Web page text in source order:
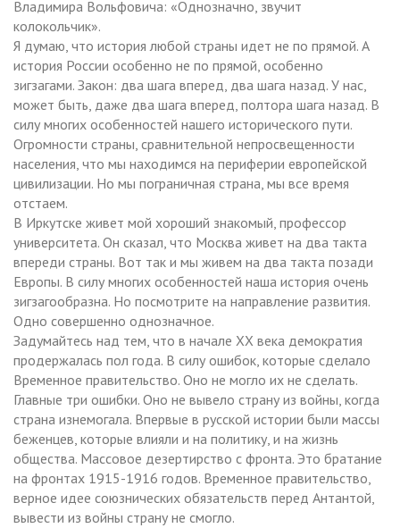
Владимира Вольфовича: «Однозначно, звучит
колокольчик».
Я думаю, что история любой страны идет не по прямой. А
история России особенно не по прямой, особенно
зигзагами. Закон: два шага вперед, два шага назад. У нас,
может быть, даже два шага вперед, полтора шага назад. В
силу многих особенностей нашего исторического пути.
Огромности страны, сравнительной непросвещенности
населения, что мы находимся на периферии европейской
цивилизации. Но мы пограничная страна, мы все время
отстаем.
В Иркутске живет мой хороший знакомый, профессор
университета. Он сказал, что Москва живет на два такта
впереди страны. Вот так и мы живем на два такта позади
Европы. В силу многих особенностей наша история очень
зигзагообразна. Но посмотрите на направление развития.
Одно совершенно однозначное.
Задумайтесь над тем, что в начале ХХ века демократия
продержалась пол года. В силу ошибок, которые сделало
Временное правительство. Оно не могло их не сделать.
Главные три ошибки. Оно не вывело страну из войны, когда
страна изнемогала. Впервые в русской истории были массы
беженцев, которые влияли и на политику, и на жизнь
общества. Массовое дезертирство с фронта. Это братание
на фронтах 1915-1916 годов. Временное правительство,
верное идее союзнических обязательств перед Антантой,
вывести из войны страну не смогло.